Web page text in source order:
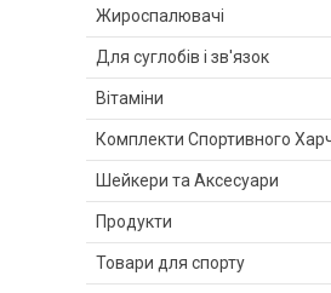
Жироспалювачі
Для суглобів і зв'язок
Вітаміни
Комплекти Спортивного
Шейкери та Аксесуари
Продукти
Товари для спорту